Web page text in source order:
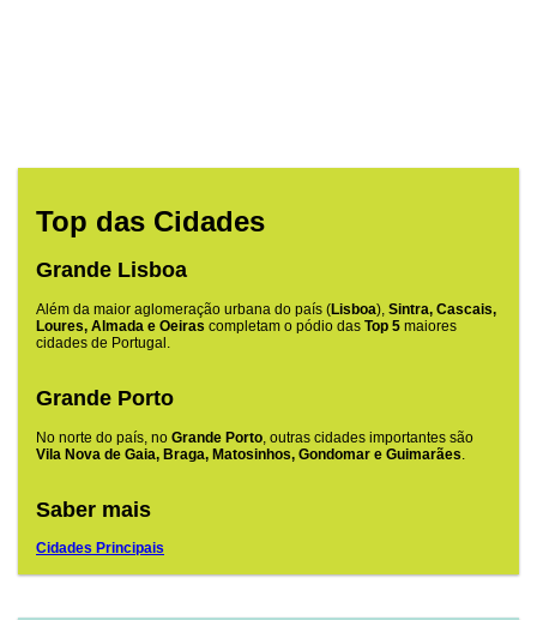
Top das Cidades
Grande Lisboa
Além da maior aglomeração urbana do país (Lisboa), Sintra, Cascais,
Loures, Almada e Oeiras completam o pódio das Top 5 maiores
cidades de Portugal.
Grande Porto
No norte do país, no Grande Porto , outras cidades importantes são
Vila Nova de Gaia, Braga, Matosinhos, Gondomar e Guimarães
Saber mais
Cidades Principais